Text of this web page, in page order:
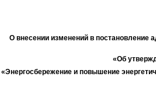
О внесении изменений в постановление
«Об
«Энергосбережение и повышение